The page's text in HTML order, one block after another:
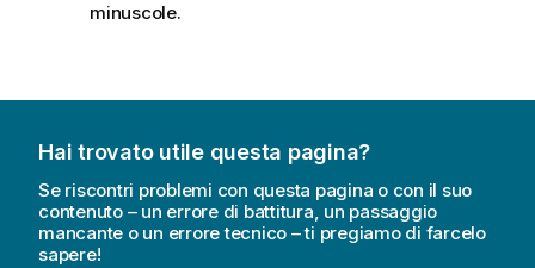
minuscole.
Hai trovato utile questa pagina?
Se riscontri problemi con questa pagina o con il suo
contenuto – un errore di battitura, un passaggio
mancante o un errore tecnico – ti pregiamo di farcelo
sapere!